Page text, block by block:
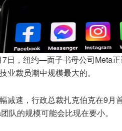
日，纽约—面子书母公司Meta
业裁员潮中规模最大的。
减速，行政总裁扎克伯克在9月
队的规模可能会比现在要小。